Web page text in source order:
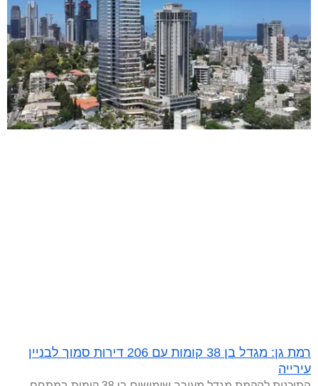
רמת גן: מגדל בן 38 קומות עם 206 דירות סמוך לבניין
עירייה